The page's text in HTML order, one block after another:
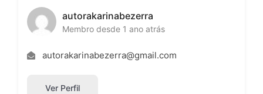
autorakarinabezerra
Membro desde 1 ano atrás
autorakarinabezerra@gmail.com
Ver Perfil